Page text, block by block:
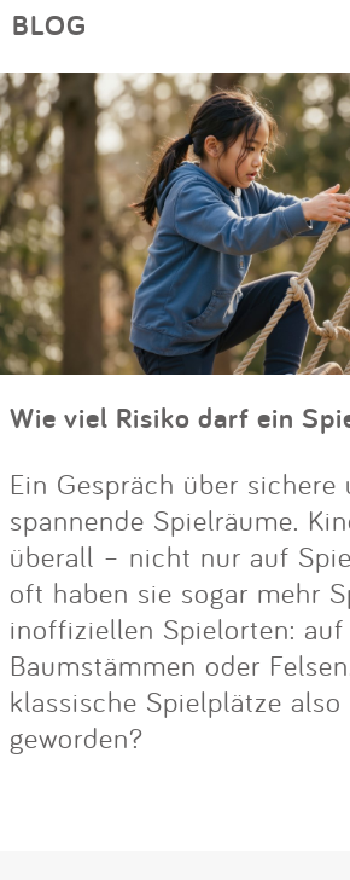
BLOG
Wie viel Risiko darf ein
Ein Gespräch über sichere
spannende Spielräume.
überall – nicht nur auf
oft haben sie sogar mehr
inoffiziellen Spielorten: auf
Baumstämmen oder
klassische Spielplätze also
geworden?